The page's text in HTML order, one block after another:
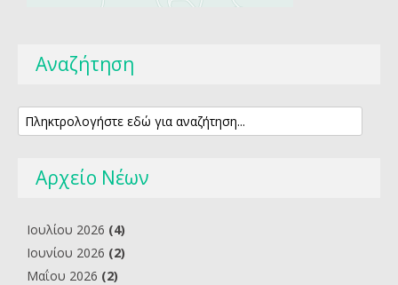
Αναζήτηση
Αρχείο Νέων
Ιουλίου 2026 (4)
Ιουνίου 2026 (2)
Μαΐου 2026 (2)